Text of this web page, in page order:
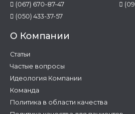
(067) 670-87-47
(050) 433-37-57
О Компании
Статьи
Частые вопросы
Идеология Компании
Команда
Политика в области качества